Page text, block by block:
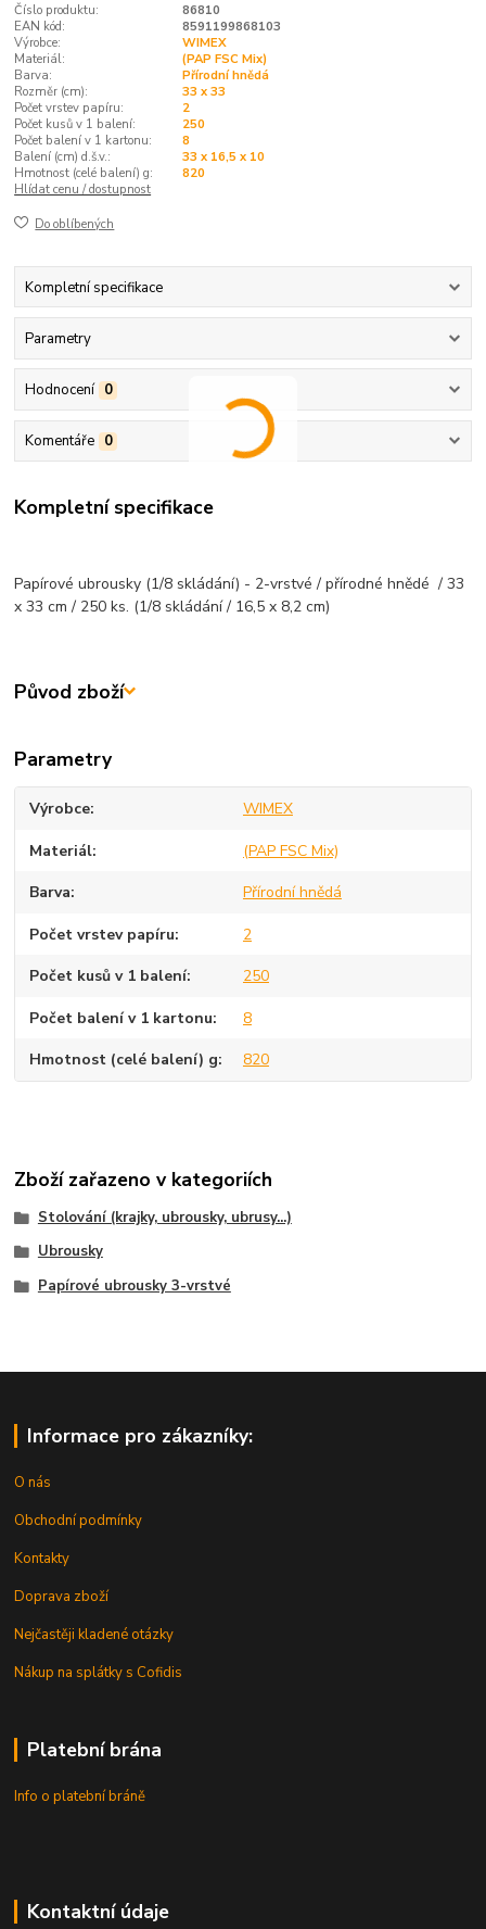
Číslo produktu:
86810
EAN kód:
8591199868103
Výrobce:
WIMEX
Materiál:
(PAP FSC Mix)
Barva:
Přírodní hnědá
Rozměr (cm):
33 x 33
Počet vrstev papíru:
2
Počet kusů v 1 balení:
250
Počet balení v 1 kartonu:
8
Balení (cm) d.š.v.:
33 x 16,5 x 10
Hmotnost (celé balení) g:
820
Hlídat cenu / dostupnost
Do oblíbených
Kompletní specifikace
Parametry
Hodnocení 0
Komentáře 0
Kompletní specifikace
Papírové ubrousky (1/8 skládání) - 2-vrstvé / přírodné hnědé / 33
x 33 cm / 250 ks. (1/8 skládání / 16,5 x 8,2 cm)
Původ zboží
Parametry
Výrobce WIMEX
Materiál (PAP FSC Mix)
Barva Přírodní hnědá
Počet vrstev papíru 2
Počet kusů v 1 balení 250
Počet balení v 1 kartonu 8
Hmotnost (celé balení) g 820
Zboží zařazeno v kategoriích
Stolování (krajky, ubrousky, ubrusy...)
Ubrousky
Papírové ubrousky 3-vrstvé
Informace pro zákazníky:
O nás
Obchodní podmínky
Kontakty
Doprava zboží
Nejčastěji kladené otázky
Nákup na splátky s Cofidis
Platební brána
Info o platební bráně
Kontaktní údaje